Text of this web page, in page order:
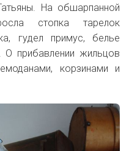
На обшарпанной
стопка тарелок
гудел примус, белье
О прибавлении жильцов
корзинами и